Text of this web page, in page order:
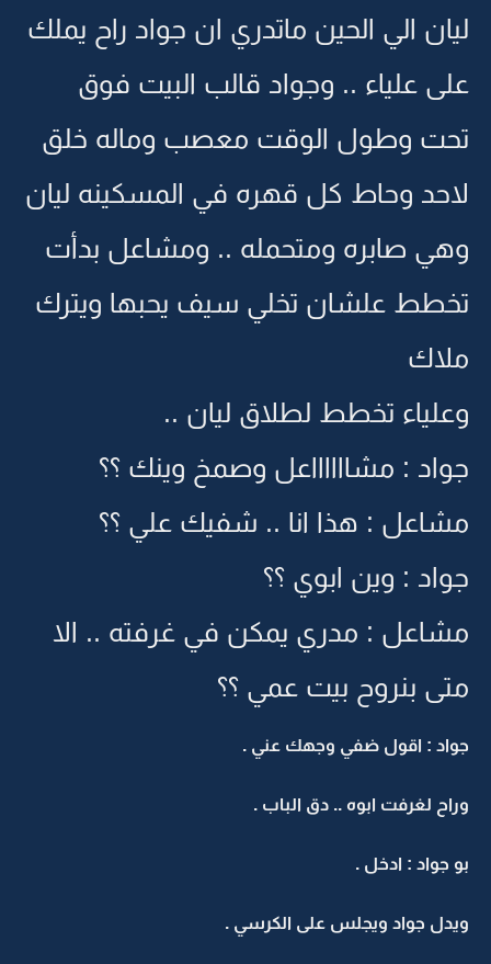
ليان الي الحين ماتدري ان جواد راح يملك
على علياء .. وجواد قالب البيت فوق
تحت وطول الوقت معصب وماله خلق
لاحد وحاط كل قهره في المسكينه ليان
وهي صابره ومتحمله .. ومشاعل بدأت
تخطط علشان تخلي سيف يحبها ويترك
ملاك
وعلياء تخطط لطلاق ليان ..
جواد : مشااااااعل وصمخ وينك ؟؟
مشاعل : هذا انا .. شفيك علي ؟؟
جواد : وين ابوي ؟؟
مشاعل : مدري يمكن في غرفته .. الا
متى بنروح بيت عمي ؟؟
جواد : اقول ضفي وجهك عني .
وراح لغرفت ابوه .. دق الباب .
بو جواد : ادخل .
ويدل جواد ويجلس على الكرسي .